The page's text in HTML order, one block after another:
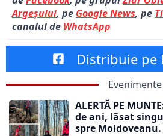
Argeșului, pe Google News, pe
canalul de WhatsApp
Distribuie pe
Evenimente
ALERTĂ PE
de ani, lăsat
spre